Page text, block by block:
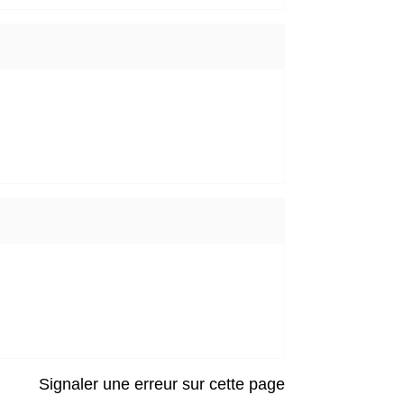
Signaler une erreur sur cette page